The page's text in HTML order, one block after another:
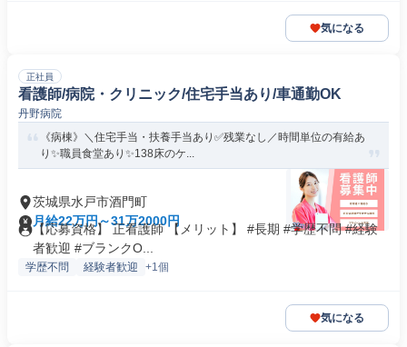
気になる
正社員
看護師/病院・クリニック/住宅手当あり/車通勤OK
丹野病院
《病棟》＼住宅手当・扶養手当あり✅残業なし／時間単位の有給あ
り✨職員食堂あり✨138床のケ...
茨城県水戸市酒門町
月給22万円～31万2000円
【応募資格】 正看護師 【メリット】 #長期 #学歴不問 #経験
者歓迎 #ブランクO...
学歴不問 経験者歓迎 +1個
気になる